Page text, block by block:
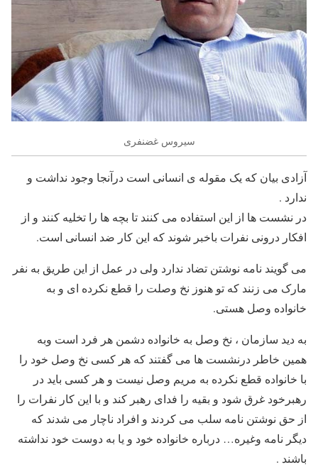
سیروس غضنفری
آزادی بیان که یک مقوله ی انسانی است درآنجا وجود نداشت و
ندارد .
در نشست ها از این استفاده می کنند تا بچه ها را تخلیه کنند و از
افکار درونی نفرات باخبر شوند که این کار ضد انسانی است.
می گویند نامه نوشتن تضاد ندارد ولی در عمل از این طریق به نفر
مارک می زنند که تو هنوز نخ وصلت را قطع نکرده ای و به
خانواده وصل هستی.
به دید سازمان ، نخ وصل به خانواده دشمن هر فرد است وبه
همین خاطر درنشست ها می گفتند که هر کسی نخ وصل خود را
با خانواده قطع نکرده به مریم وصل نیست و هر کسی باید در
رهبرخود غرق شود و بقیه را فدای رهبر کند و با این کار نفرات را
از حق نوشتن نامه سلب می کردند و افراد ناچار می شدند که
دیگر نامه وغیره… درباره خانواده خود و یا به دوست خود نداشته
باشند .